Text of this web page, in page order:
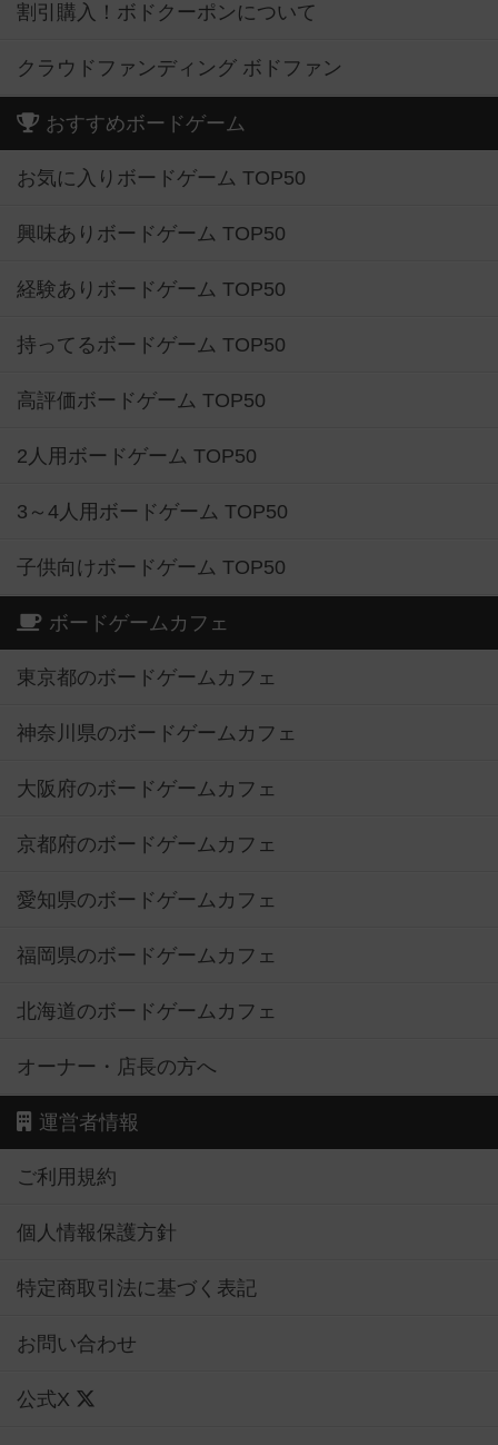
割引購入！ボドクーポンについて
クラウドファンディング ボドファン
おすすめボードゲーム
お気に入りボードゲーム TOP50
興味ありボードゲーム TOP50
経験ありボードゲーム TOP50
持ってるボードゲーム TOP50
高評価ボードゲーム TOP50
2人用ボードゲーム TOP50
3～4人用ボードゲーム TOP50
子供向けボードゲーム TOP50
ボードゲームカフェ
東京都のボードゲームカフェ
神奈川県のボードゲームカフェ
大阪府のボードゲームカフェ
京都府のボードゲームカフェ
愛知県のボードゲームカフェ
福岡県のボードゲームカフェ
北海道のボードゲームカフェ
オーナー・店長の方へ
運営者情報
ご利用規約
個人情報保護方針
特定商取引法に基づく表記
お問い合わせ
公式X